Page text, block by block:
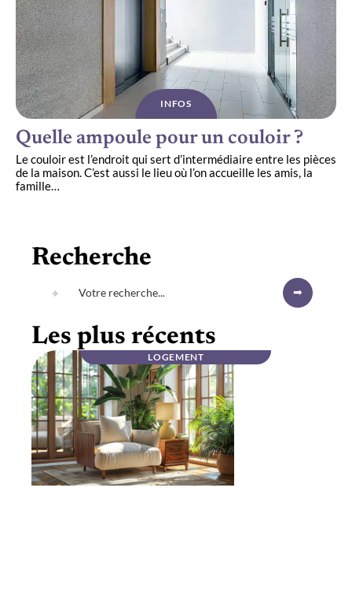
INFOS
Quelle ampoule pour un couloir ?
Le couloir est l’endroit qui sert d’intermédiaire entre les pièces
de la maison. C’est aussi le lieu où l’on accueille les amis, la
famille…
Recherche
Les plus récents
LOGEMENT